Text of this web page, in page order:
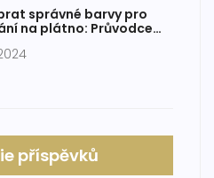
správné barvy pro
na plátno: Průvodce
příspěvků